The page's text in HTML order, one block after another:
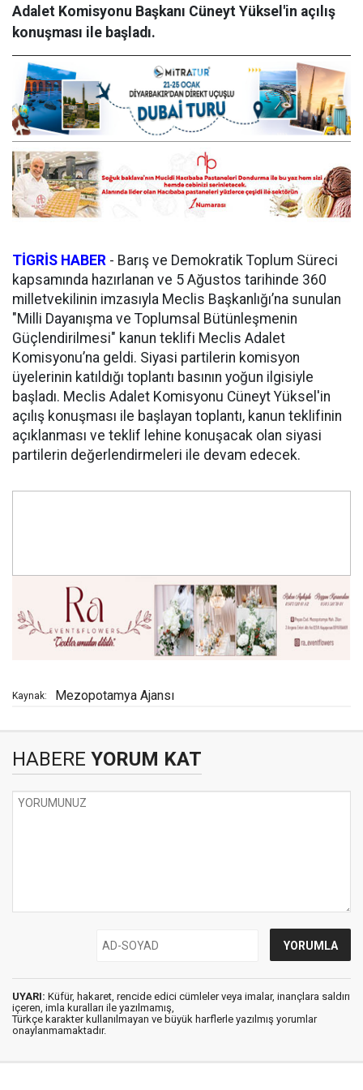
Adalet Komisyonu Başkanı Cüneyt Yüksel'in açılış
konuşması ile başladı.
TİGRİS HABER - Barış ve Demokratik Toplum Süreci
kapsamında hazırlanan ve 5 Ağustos tarihinde 360
milletvekilinin imzasıyla Meclis Başkanlığı’na sunulan
"Milli Dayanışma ve Toplumsal Bütünleşmenin
Güçlendirilmesi" kanun teklifi Meclis Adalet
Komisyonu’na geldi. Siyasi partilerin komisyon
üyelerinin katıldığı toplantı basının yoğun ilgisiyle
başladı. Meclis Adalet Komisyonu Cüneyt Yüksel'in
açılış konuşması ile başlayan toplantı, kanun teklifinin
açıklanması ve teklif lehine konuşacak olan siyasi
partilerin değerlendirmeleri ile devam edecek.
Kaynak: Mezopotamya Ajansı
HABERE YORUM KAT
UYARI: Küfür, hakaret, rencide edici cümleler veya imalar, inançlara saldırı
içeren, imla kuralları ile yazılmamış,
Türkçe karakter kullanılmayan ve büyük harflerle yazılmış yorumlar
onaylanmamaktadır.